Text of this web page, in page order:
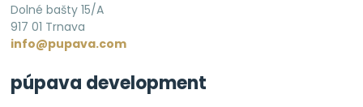
Dolné bašty 15/A
917 01 Trnava
info@pupava.com
púpava development